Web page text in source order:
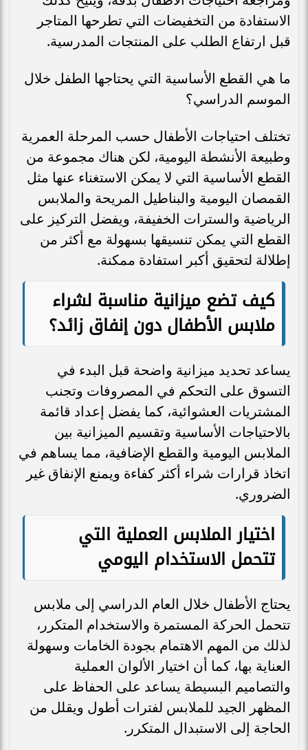
الاستفادة من التخفيضات التي تطرحها المتاجر
قبل ارتفاع الطلب على المنتجات المدرسية.
ما هي القطع الأساسية التي يحتاجها الطفل خلال
الموسم الدراسي؟
تختلف احتياجات الأطفال حسب المرحلة العمرية
وطبيعة الأنشطة اليومية، لكن هناك مجموعة من
القطع الأساسية التي لا يمكن الاستغناء عنها مثل
القمصان اليومية والبناطيل المريحة والملابس
الرياضية والسترات الخفيفة، ويفضل التركيز على
القطع التي يمكن تنسيقها بسهولة مع أكثر من
إطلالة لتحقيق أكبر استفادة ممكنة.
كيف تضع ميزانية مناسبة لشراء
ملابس الأطفال دون إنفاق زائد؟
يساعد تحديد ميزانية واضحة قبل البدء في
التسوق على التحكم في المصروفات وتجنب
المشتريات العشوائية، كما يفضل إعداد قائمة
بالاحتياجات الأساسية وتقسيم الميزانية بين
الملابس اليومية والقطع الإضافية، مما يساهم في
اتخاذ قرارات شراء أكثر كفاءة ويمنع الإنفاق غير
الضروري.
اختيار الملابس العملية التي
تتحمل الاستخدام اليومي
يحتاج الأطفال خلال العام الدراسي إلى ملابس
تتحمل الحركة المستمرة والاستخدام المتكرر،
لذلك من المهم الاهتمام بجودة الخامات وسهولة
العناية بها، كما أن اختيار الألوان العملية
والتصاميم البسيطة يساعد على الحفاظ على
المظهر الجيد للملابس لفترات أطول ويقلل من
الحاجة إلى الاستبدال المتكرر.